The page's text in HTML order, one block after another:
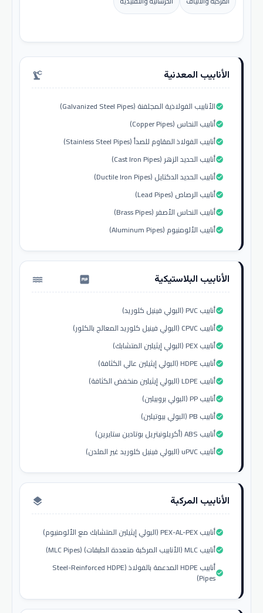
الأنابيب المعدنية precision_manufacturing
الأنابيب الفولاذية المجلفنة (Galvanized Steel Pipes)check_circle
أنابيب النحاس (Copper Pipes)check_circle
أنابيب الفولاذ المقاوم للصدأ (Stainless Steel Pipes)check_circle
أنابيب الحديد الزهر (Cast Iron Pipes)check_circle
أنابيب الحديد الدكتايل (Ductile Iron Pipes)check_circle
أنابيب الرصاص (Lead Pipes)check_circle
أنابيب النحاس الأصفر (Brass Pipes)check_circle
أنابيب الألومنيوم (Aluminum Pipes)check_circle
الأنابيب البلاستيكية water_pump
أنابيب PVC (البولي فينيل كلوريد)check_circle
أنابيب CPVC (البولي فينيل كلوريد المعالج بالكلور)check_circle
أنابيب PEX (البولي إيثيلين المتشابك)check_circle
أنابيب HDPE (البولي إيثيلين عالي الكثافة)check_circle
أنابيب LDPE (البولي إيثيلين منخفض الكثافة)check_circle
أنابيب PP (البولي بروبيلين)check_circle
أنابيب PB (البولي بيوتيلين)check_circle
أنابيب ABS (أكريلونيتريل بوتادين ستايرين)check_circle
أنابيب uPVC (البولي فينيل كلوريد غير الملدن)check_circle
الأنابيب المركبة layers
أنابيب PEX-AL-PEX (البولي إيثيلين المتشابك مع الألومنيوم)check_circle
أنابيب MLC (الأنابيب المركبة متعددة الطبقات) (MLC Pipes)check_circle
أنابيب HDPE المدعمة بالفولاذ (Steel-Reinforced HDPE
Pipes)check_circle